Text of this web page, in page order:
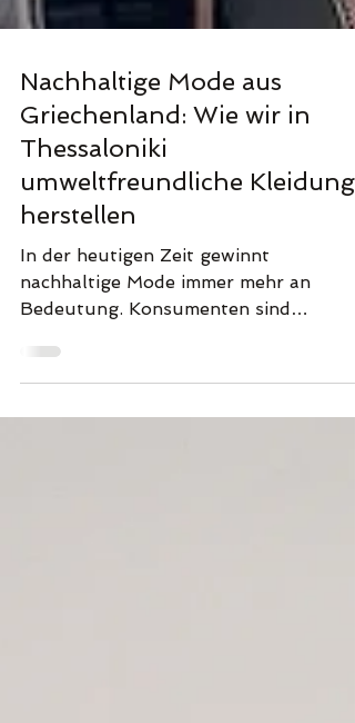
Nachhaltige Mode aus
Griechenland: Wie wir in
Thessaloniki
umweltfreundliche Kleidung
herstellen
In der heutigen Zeit gewinnt
nachhaltige Mode immer mehr an
Bedeutung. Konsumenten sind